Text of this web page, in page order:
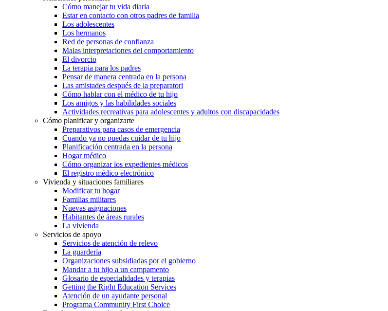
Cómo manejar tu vida diaria
Estar en contacto con otros padres de familia
Los adolescentes
Los hermanos
Red de personas de confianza
Malas interpretaciones del comportamiento
El divorcio
La terapia para los padres
Pensar de manera centrada en la persona
Las amistades después de la preparatori
Cómo hablar con el médico de tu hijo
Los amigos y las habilidades sociales
Actividades recreativas para adolescentes y adultos con discapacidades
Cómo planificar y organizarte
Preparativos para casos de emergencia
Cuando ya no puedas cuidar de tu hijo
Planificación centrada en la persona
Hogar médico
Cómo organizar los expedientes médicos
El registro médico electrónico
Vivienda y situaciones familiares
Modificar tu hogar
Familias militares
Nuevas asignaciones
Habitantes de áreas rurales
La vivienda
Servicios de apoyo
Servicios de atención de relevo
La guardería
Organizaciones subsidiadas por el gobierno
Mandar a tu hijo a un campamento
Glosario de especialidades y terapias
Getting the Right Education Services
Atención de un ayudante personal
Programa Community First Choice